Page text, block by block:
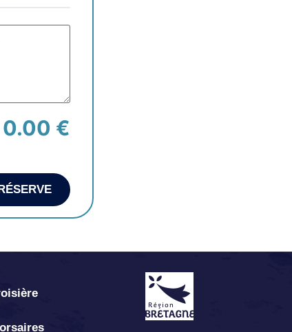
0.00 €